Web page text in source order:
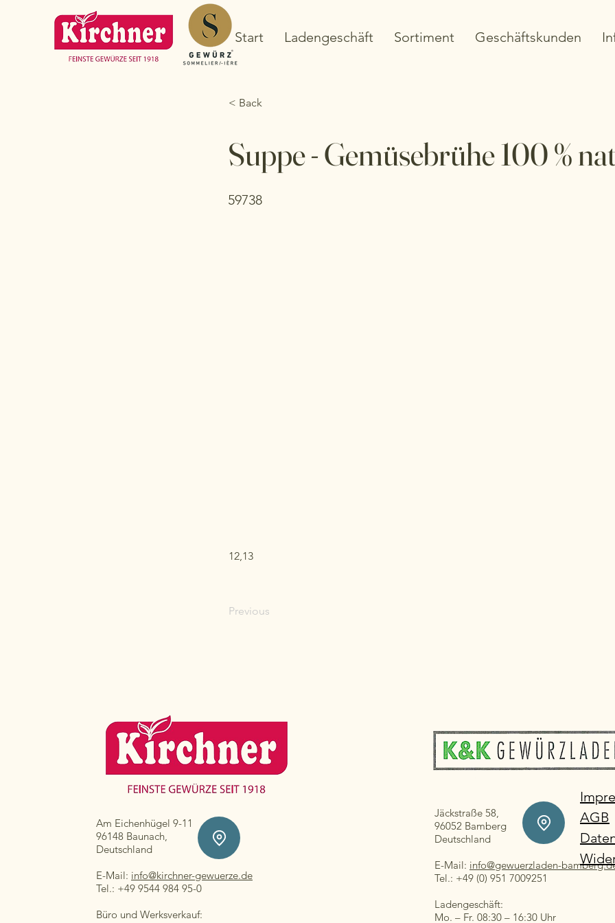
Start Ladengeschäft Sortiment Geschäftskunden
< Back
Suppe - Gemüsebrühe 100 %
59738
12,13
Previous
Am Eichenhügel 9-11
96148 Baunach,
Deutschland
E-Mail: info@kirchner-gewuerze.de
Tel.: +49 9544 984 95-0
Büro und Werksverkauf:
Jäckstraße 58,
96052 Bamberg
Deutschland
E-Mail: info@gewuerzladen-
Tel.: +49 (0) 951 7009251
Ladengeschäft:
Mo. – Fr. 08:30 – 16:30 Uhr
AGB